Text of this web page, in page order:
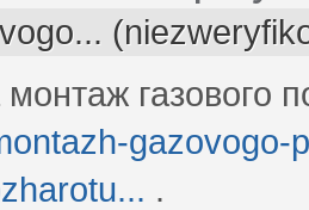
газового
gazovogo-
.